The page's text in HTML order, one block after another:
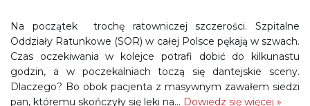
Na początek trochę ratowniczej szczerości. Szpitalne
Oddziały Ratunkowe (SOR) w całej Polsce pękają w szwach.
Czas oczekiwania w kolejce potrafi dobić do kilkunastu
godzin, a w poczekalniach toczą się dantejskie sceny.
Dlaczego? Bo obok pacjenta z masywnym zawałem siedzi
pan, któremu skończyły się leki na… Dowiedz się więcej »